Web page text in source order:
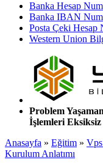
Banka Hesap
Banka IBAN
Posta Çeki Hesap
Western Union
Problem
İşlemleri Eksiksiz
Anasayfa » Eğitim »
Kurulum Anlatımı